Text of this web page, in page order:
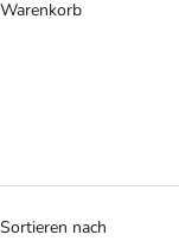
Warenkorb
Sortieren nach